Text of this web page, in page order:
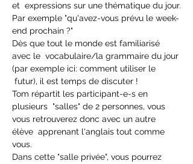
et  expressions sur une thématique du jour.
Par exemple "qu'avez-vous prévu le week-
end prochain ?"
Dès que tout le monde est familiarisé
avec le  vocabulaire/la grammaire du jour
(par exemple ici: comment utiliser le
futur), il est temps de discuter !
Tom répartit les participant-e-s en
plusieurs  "salles" de 2 personnes, vous
vous retrouverez donc avec un autre
élève  apprenant l'anglais tout comme
vous.
Dans cette "salle privée", vous pourrez